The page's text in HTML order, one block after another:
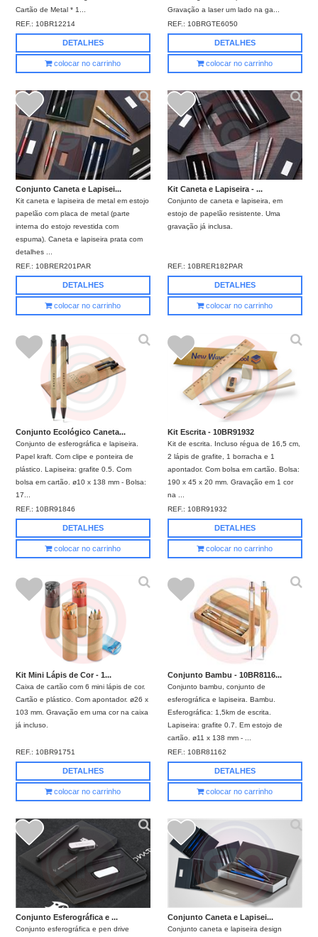
Cartão de Metal * 1...
REF.: 10BR12214
DETALHES
colocar no carrinho
Gravação a laser um lado na ga...
REF.: 10BRGTE6050
DETALHES
colocar no carrinho
Conjunto Caneta e Lapisei...
Kit caneta e lapiseira de metal em estojo
papelão com placa de metal (parte
interna do estojo revestida com
espuma). Caneta e lapiseira prata com
detalhes ...
REF.:10BRER201PAR
DETALHES
colocar no carrinho
Kit Caneta e Lapiseira - ...
Conjunto de caneta e lapiseira, em
estojo de papelão resistente. Uma
gravação já inclusa.
REF.:10BRER182PAR
DETALHES
colocar no carrinho
Conjunto Ecológico Caneta...
Conjunto de esferográfica e lapiseira.
Papel kraft. Com clipe e ponteira de
plástico. Lapiseira: grafite 0.5. Com
bolsa em cartão. ø10 x 138 mm - Bolsa:
17...
REF.: 10BR91846
DETALHES
colocar no carrinho
Kit Escrita - 10BR91932
Kit de escrita. Incluso régua de 16,5 cm,
2 lápis de grafite, 1 borracha e 1
apontador. Com bolsa em cartão. Bolsa:
190 x 45 x 20 mm. Gravação em 1 cor
na ...
REF.: 10BR91932
DETALHES
colocar no carrinho
Kit Mini Lápis de Cor - 1...
Caixa de cartão com 6 mini lápis de cor.
Cartão e plástico. Com apontador. ø26 x
103 mm. Gravação em uma cor na caixa
já incluso.
REF.: 10BR91751
DETALHES
colocar no carrinho
Conjunto Bambu - 10BR8116...
Conjunto bambu, conjunto de
esferográfica e lapiseira. Bambu.
Esferográfica: 1,5km de escrita.
Lapiseira: grafite 0.7. Em estojo de
cartão. ø11 x 138 mm - ...
REF.: 10BR81162
DETALHES
colocar no carrinho
Conjunto Esferográfica e ...
Conjunto esferográfica e pen drive
Conjunto Caneta e Lapisei...
Conjunto caneta e lapiseira design